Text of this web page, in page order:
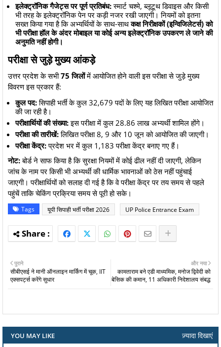
इलेक्ट्रॉनिक गैजेट्स पर पूर्ण प्रतिबंध:स्मार्ट चश्मे, ब्लूटूथ डिवाइस और किसी
भी तरह के इलेक्ट्रॉनिक पेन पर कड़ी नजर रखी जाएगी। नियमों को इतना
सख्त किया गया है कि अभ्यर्थियों के साथ-साथकक्ष निरीक्षकों (इन्विजिलेटर्स) को
भी परीक्षा हॉल के अंदर मोबाइल या कोई अन्य इलेक्ट्रॉनिक उपकरण ले जाने की
अनुमति नहीं होगी।
​परीक्षा से जुड़े मुख्य आंकड़े
​उत्तर प्रदेश के सभी75 जिलोंमें आयोजित होने वाली इस परीक्षा से जुड़े मुख्य
विवरण इस प्रकार हैं:
कुल पद:सिपाही भर्ती के कुल 32,679 पदों के लिए यह लिखित परीक्षा आयोजित
की जा रही है।
परीक्षार्थियों की संख्या:इस परीक्षा में कुल 28.86 लाख अभ्यर्थी शामिल होंगे।
परीक्षा की तारीखें:लिखित परीक्षा 8, 9 और 10 जून को आयोजित की जाएगी।
परीक्षा केंद्र:प्रदेश भर में कुल 1,183 परीक्षा केंद्र बनाए गए हैं।
नोट:बोर्ड ने साफ किया है कि सुरक्षा नियमों में कोई ढील नहीं दी जाएगी, लेकिन
जांच के नाम पर किसी भी अभ्यर्थी की धार्मिक भावनाओं को ठेस नहीं पहुंचाई
जाएगी। परीक्षार्थियों को सलाह दी गई है कि वे परीक्षा केंद्र पर तय समय से पहले
पहुंचें ताकि चेकिंग प्रक्रिया समय से पूरी हो सके।
Tags यूपी सिपाही भर्ती परीक्षा 2026 UP Police Entrance Exam
और नया
कामताराम बने एडी माध्यमिक, मनोज द्विवेदी को
बेसिक की कमान, 11 अधिकारी निदेशालय संबद्ध
पुराने
सीबीएसई ने मानी ऑनलाइन मार्किंग में चूक, IIT
एक्सपर्ट्स करेंगे सुधार
YOU MAY LIKE
ज़्यादा दिखाएं